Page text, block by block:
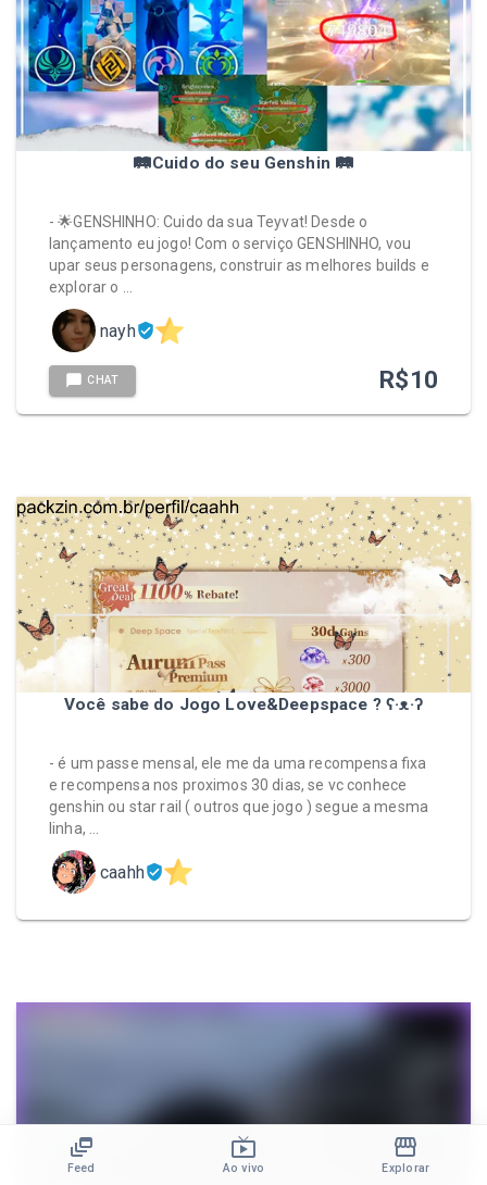
Feed Ao vivo Explorar
🛤️Cuido do seu Genshin 🛤️
- 🌟GENSHINHO: Cuido da sua Teyvat! Desde o
lançamento eu jogo! Com o serviço GENSHINHO, vou
upar seus personagens, construir as melhores builds e
explorar o …
nayh
CHAT R$10
Você sabe do Jogo Love&Deepspace ? ʕ⁠·⁠ᴥ⁠·⁠ʔ
- é um passe mensal, ele me da uma recompensa fixa
e recompensa nos proximos 30 dias, se vc conhece
genshin ou star rail ( outros que jogo ) segue a mesma
linha, …
caahh